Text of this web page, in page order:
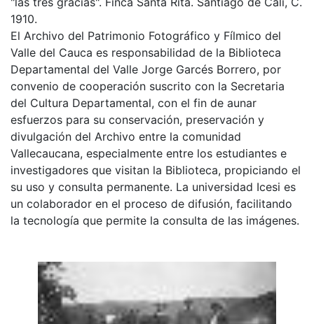
1910.
El Archivo del Patrimonio Fotográfico y Fílmico del
Valle del Cauca es responsabilidad de la Biblioteca
Departamental del Valle Jorge Garcés Borrero, por
convenio de cooperación suscrito con la Secretaria
del Cultura Departamental, con el fin de aunar
esfuerzos para su conservación, preservación y
divulgación del Archivo entre la comunidad
Vallecaucana, especialmente entre los estudiantes e
investigadores que visitan la Biblioteca, propiciando el
su uso y consulta permanente. La universidad Icesi es
un colaborador en el proceso de difusión, facilitando
la tecnología que permite la consulta de las imágenes.